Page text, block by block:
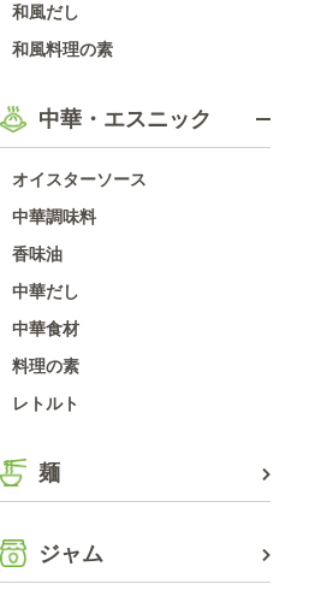
和風だし
和風料理の素
中華・エスニック
オイスターソース
中華調味料
香味油
中華だし
中華食材
料理の素
レトルト
麺
ジャム